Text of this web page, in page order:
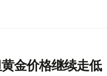
金价格继续走低